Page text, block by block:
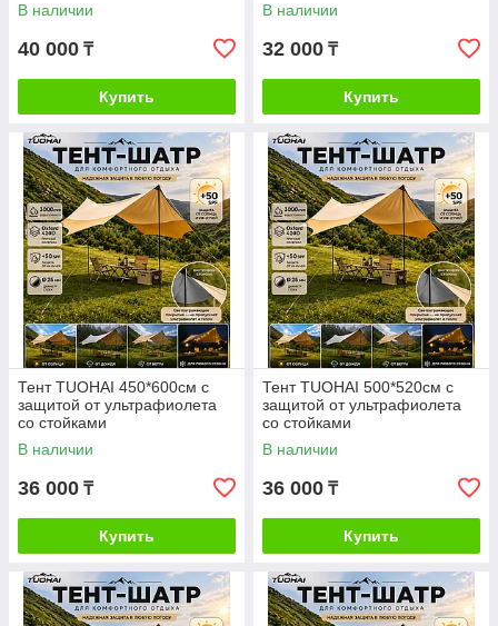
В наличии
40 000 ₸
Купить
В наличии
32 000 ₸
Купить
Тент TUOHAI 450*600см с
защитой от ультрафиолета
со стойками
В наличии
36 000 ₸
Купить
Тент TUOHAI 500*520см с
защитой от ультрафиолета
со стойками
В наличии
36 000 ₸
Купить